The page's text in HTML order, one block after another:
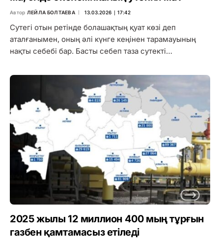
Автор ЛЕЙЛА БОЛТАЕВА 13.03.2026 ∣ 17:42
Сутегі отын ретінде болашақтың қуат көзі деп
аталғанымен, оның әлі күнге кеңінен тарамауының
нақты себебі бар. Басты себеп таза сутекті…
2025 жылы 12 миллион 400 мың тұрғын
газбен қамтамасыз етіледі